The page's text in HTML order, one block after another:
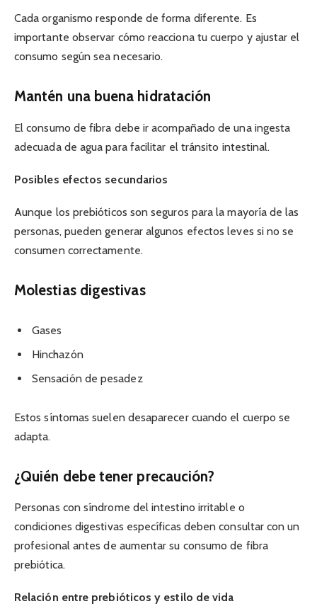
Cada organismo responde de forma diferente. Es
importante observar cómo reacciona tu cuerpo y ajustar el
consumo según sea necesario.
Mantén una buena hidratación
El consumo de fibra debe ir acompañado de una ingesta
adecuada de agua para facilitar el tránsito intestinal.
Posibles efectos secundarios
Aunque los prebióticos son seguros para la mayoría de las
personas, pueden generar algunos efectos leves si no se
consumen correctamente.
Molestias digestivas
Gases
Hinchazón
Sensación de pesadez
Estos síntomas suelen desaparecer cuando el cuerpo se
adapta.
¿Quién debe tener precaución?
Personas con síndrome del intestino irritable o
condiciones digestivas específicas deben consultar con un
profesional antes de aumentar su consumo de fibra
prebiótica.
Relación entre prebióticos y estilo de vida